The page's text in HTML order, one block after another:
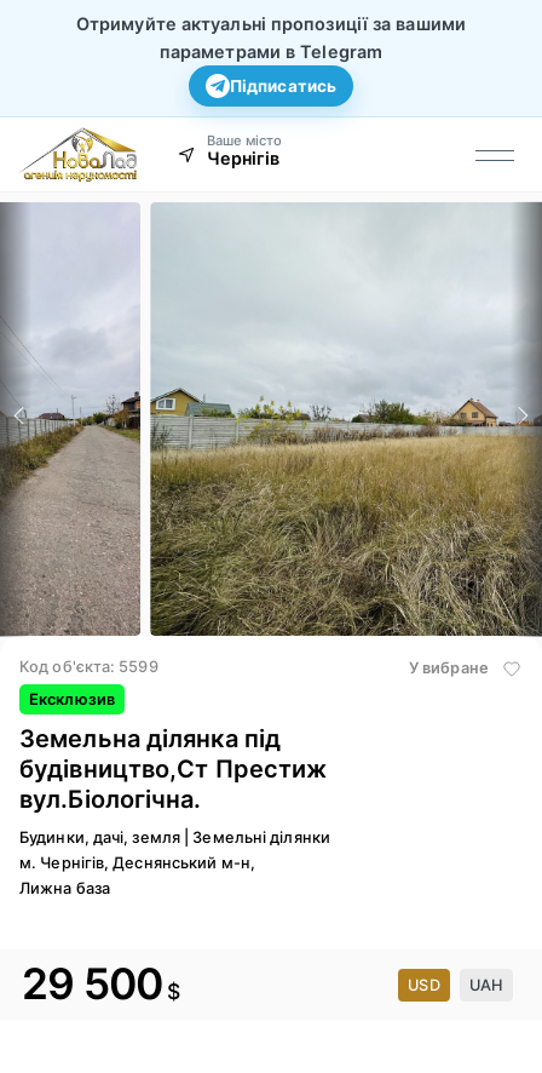
Отримуйте актуальні пропозиції за вашими
параметрами в Telegram
Підписатись
Ваше місто
Чернігів
Код об'єкта: 5599
У вибране
Ексклюзив
Земельна ділянка під
будівництво,Ст Престиж
вул.Біологічна.
Будинки, дачі, земля
Земельні ділянки
м. Чернігів, Деснянський м-н,
Лижна база
29 500 $ USD UAH